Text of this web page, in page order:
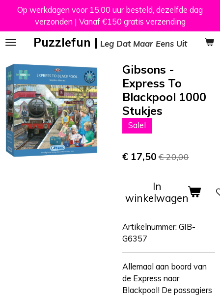
naar
de
Puzzlefun | Leg Dat Maar Eens Uit
Op werkdagen voor 15.00 uur besteld, dezelfde dag
verzonden | Vanaf €150 gratis verzending
Gibsons -
Express To
Blackpool 1000
Stukjes
Sale!
€ 17,50 € 20,00
In
winkelwagen
Artikelnummer: GIB-
G6357
Allemaal aan boord van
de Express naar
Blackpool! De passagiers